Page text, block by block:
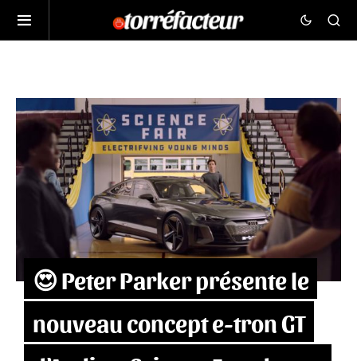
😍 Peter Parker présente le
nouveau concept e-tron GT